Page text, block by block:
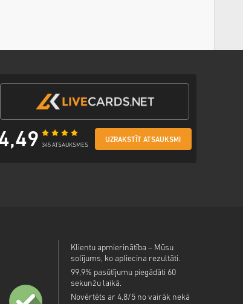
345 ATSAUKSMES
UZRAKSTĪT ATSAUKSMI
Klientu apmierinātība – Mūsu
solījums, ko apliecina rezultāti.
99,9% pasūtījumu piegādāti 60
sekunžu laikā.
Novērtēts ar 4,8/5 no vairāk nekā